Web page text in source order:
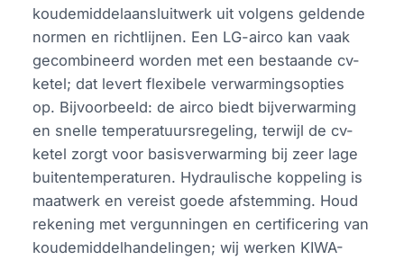
koudemiddelaansluitwerk uit volgens geldende
normen en richtlijnen. Een LG-airco kan vaak
gecombineerd worden met een bestaande cv-
ketel; dat levert flexibele verwarmingsopties
op. Bijvoorbeeld: de airco biedt bijverwarming
en snelle temperatuursregeling, terwijl de cv-
ketel zorgt voor basisverwarming bij zeer lage
buitentemperaturen. Hydraulische koppeling is
maatwerk en vereist goede afstemming. Houd
rekening met vergunningen en certificering van
koudemiddelhandelingen; wij werken KIWA-